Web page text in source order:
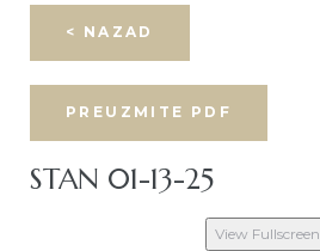
< NAZAD
PREUZMITE PDF
STAN 01-13-25
View Fullscreen